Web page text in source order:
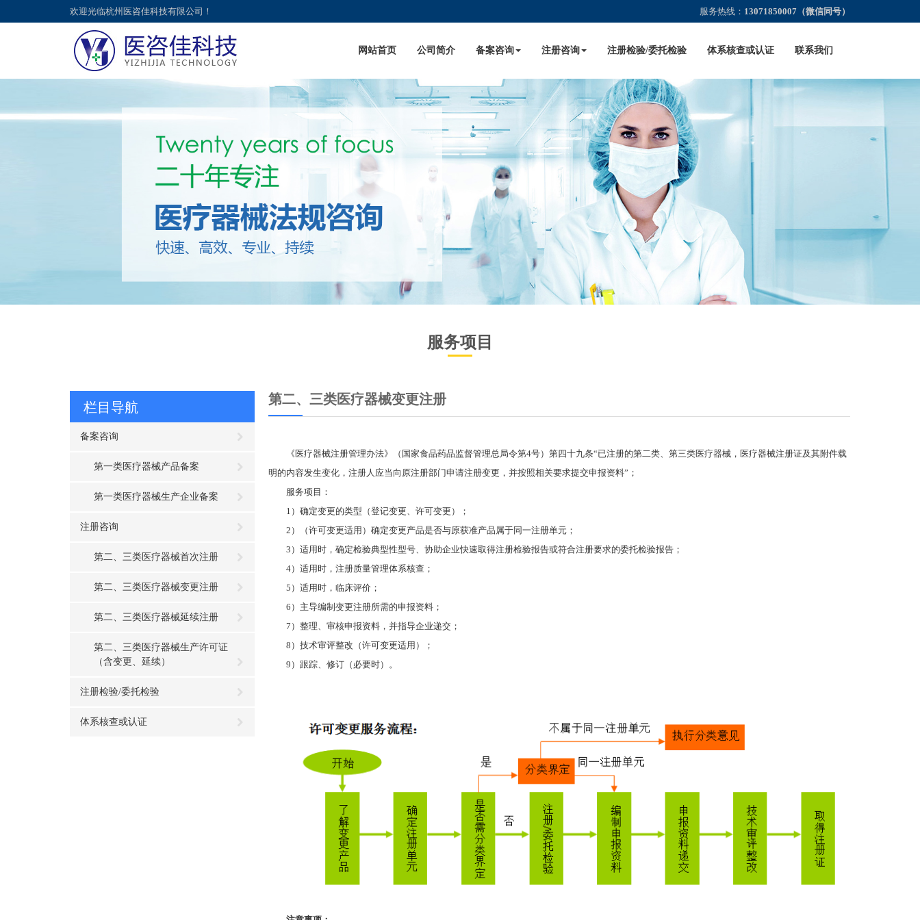
欢迎光临杭州医咨佳科技有限公司！ 服务热线： 13071850007（微信同号）
网站首页 公司简介 备案咨询 注册咨询 注册检验/委托检验 体系核查或认证 联系我们
服务项目
栏目导航
备案咨询
第一类医疗器械产品备案
第一类医疗器械生产企业备案
注册咨询
第二、三类医疗器械首次注册
第二、三类医疗器械变更注册
第二、三类医疗器械延续注册
第二、三类医疗器械生产许可证
（含变更、延续）
注册检验/委托检验
体系核查或认证
第二、三类医疗器械变更注册
《医疗器械注册管理办法》（国家食品药品监督管理总局令第4号）第四十九条“已注册的第二类、第三类医疗器械，医疗器械注册证及其附件载
明的内容发生变化，注册人应当向原注册部门申请注册变更，并按照相关要求提交申报资料”；
服务项目：
1）确定变更的类型（登记变更、许可变更）；
2）（许可变更适用）确定变更产品是否与原获准产品属于同一注册单元；
3）适用时，确定检验典型性型号、协助企业快速取得注册检验报告或符合注册要求的委托检验报告；
4）适用时，注册质量管理体系核查；
5）适用时，临床评价；
6）主导编制变更注册所需的申报资料；
7）整理、审核申报资料，并指导企业递交；
8）技术审评整改（许可变更适用）；
9）跟踪、修订（必要时）。